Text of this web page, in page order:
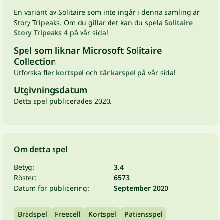
En variant av Solitaire som inte ingår i denna samling är
Story Tripeaks. Om du gillar det kan du spela Solitaire
Story Tripeaks 4 på vår sida!
Spel som liknar Microsoft Solitaire
Collection
Utforska fler kortspel och tänkarspel på vår sida!
Utgivningsdatum
Detta spel publicerades 2020.
Om detta spel
Betyg:
3.4
Röster:
6573
Datum för publicering:
September 2020
Brädspel Freecell Kortspel Patiensspel